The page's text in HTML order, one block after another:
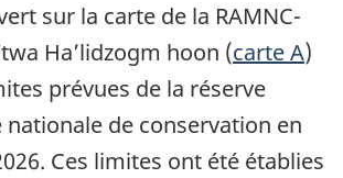
sur la carte de la RAMNC-
Ha’lidzogm hoon (carte A)
prévues de la réserve
nationale de conservation en
Ces limites ont été établies